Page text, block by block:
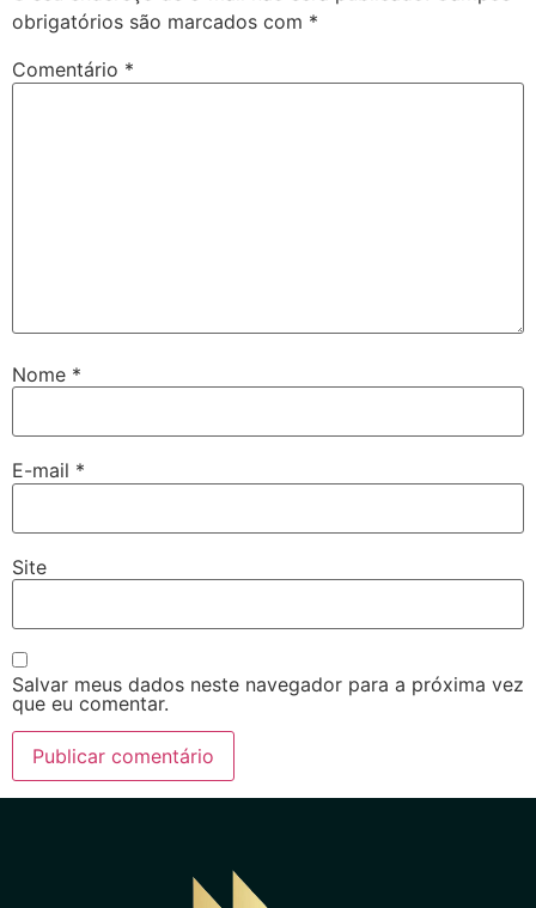
obrigatórios são marcados com *
Comentário *
Nome *
E-mail *
Site
Salvar meus dados neste navegador para a próxima vez
que eu comentar.